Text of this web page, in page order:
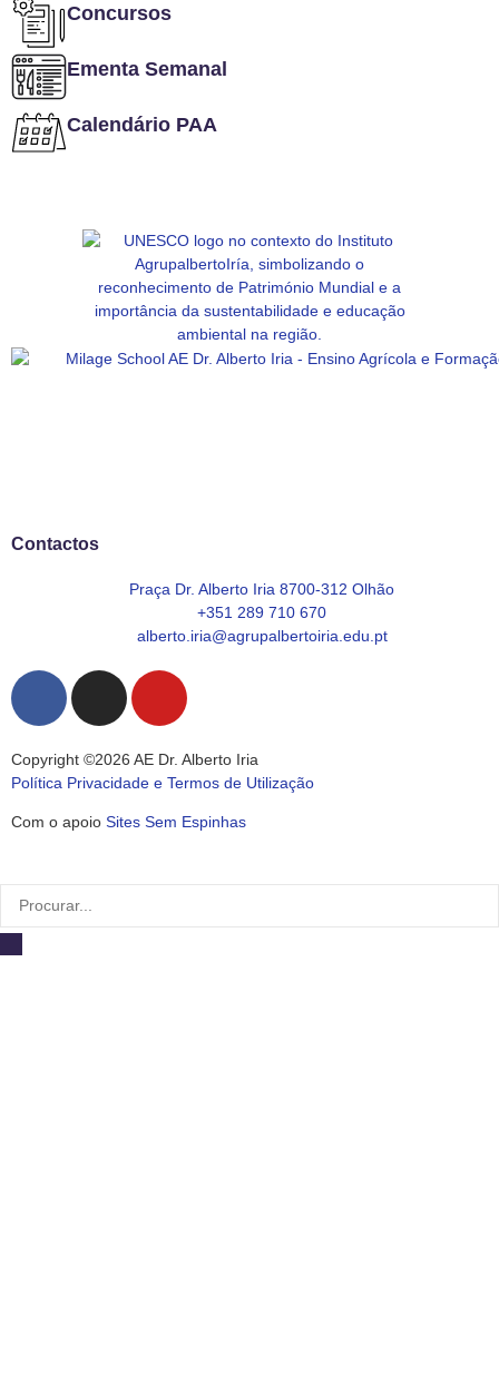
Concursos
Ementa Semanal
Calendário PAA
Contactos
Praça Dr. Alberto Iria 8700-312 Olhão
+351 289 710 670
alberto.iria@agrupalbertoiria.edu.pt
Copyright ©2026 AE Dr. Alberto Iria
Política Privacidade e Termos de Utilização
Com o apoio Sites Sem Espinhas